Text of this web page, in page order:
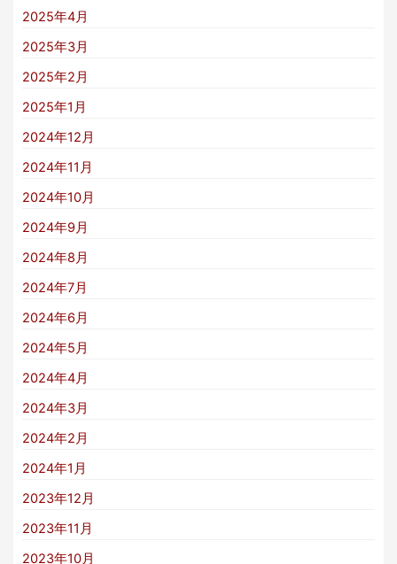
2025年4月
2025年3月
2025年2月
2025年1月
2024年12月
2024年11月
2024年10月
2024年9月
2024年8月
2024年7月
2024年6月
2024年5月
2024年4月
2024年3月
2024年2月
2024年1月
2023年12月
2023年11月
2023年10月